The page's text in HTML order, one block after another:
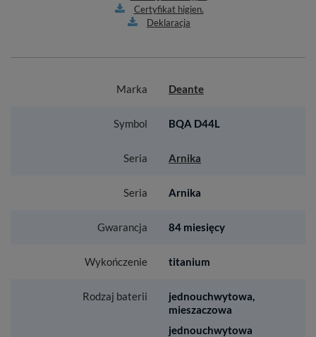
Certyfikat higien.
Deklaracja
Marka Deante
Symbol BQA D44L
Seria Arnika
Seria Arnika
Gwarancja 84 miesięcy
Wykończenie titanium
Rodzaj baterii
jednouchwytowa,
mieszaczowa
jednouchwytowa